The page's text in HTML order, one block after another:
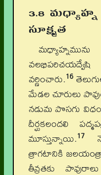
3.8
సూక్ష్మత
వర్ణించారు.16
మేడల చూరులు
నడుమ పొసగు
దీర్ఘకలందలి
మూస్తున్నాయి.17
త్రాగటానికి
తీవ్రతకు